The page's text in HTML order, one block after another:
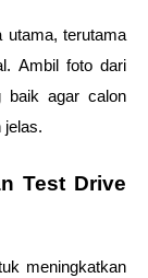
utama, terutama
Ambil foto dari
baik agar calon
jelas.
Test Drive
meningkatkan